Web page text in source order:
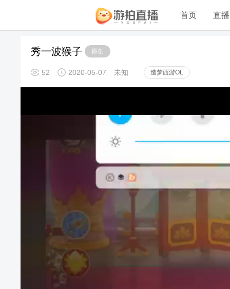
首页 直播
原创
秀一波猴子
52 2020-05-07 未知 造梦西游OL